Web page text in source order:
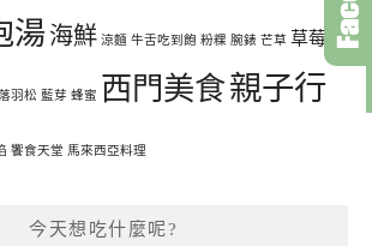
湯海鮮 涼麵 牛舌吃到飽 粉粿 腕錶 芒草 草莓 菁
羽松 藍芽 蜂蜜 西門美食親子行
饗食天堂 馬來西亞料理
今天想吃什麼呢?